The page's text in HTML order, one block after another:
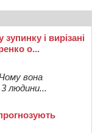
і вирізані
о...
вона
3 людини...